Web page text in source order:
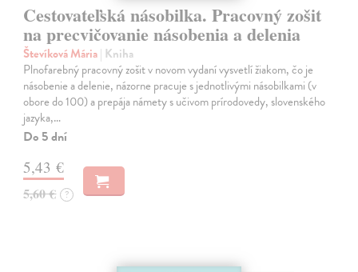
Cestovateľská násobilka. Pracovný zošit
na precvičovanie násobenia a delenia
Števíková Mária| Kniha
Plnofarebný pracovný zošit v novom vydaní vysvetlí žiakom, čo je
násobenie a delenie, názorne pracuje s jednotlivými násobilkami (v
obore do 100) a prepája námety s učivom prírodovedy, slovenského
jazyka,…
Do 5 dní
5,43 €
5,60 € ?